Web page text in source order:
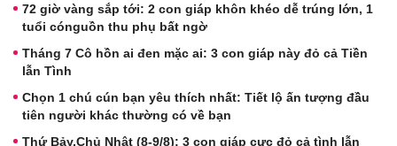
72 giờ vàng sắp tới: 2 con giáp khôn khéo dễ trúng lớn, 1
tuổi cónguồn thu phụ bất ngờ
Tháng 7 Cô hồn ai đen mặc ai: 3 con giáp này đỏ cả Tiền
lẫn Tình
Chọn 1 chú cún bạn yêu thích nhất: Tiết lộ ấn tượng đầu
tiên người khác thường có về bạn
Thứ Bảy,Chủ Nhật (8-9/8): 3 con giáp cực đỏ cả tình lẫn